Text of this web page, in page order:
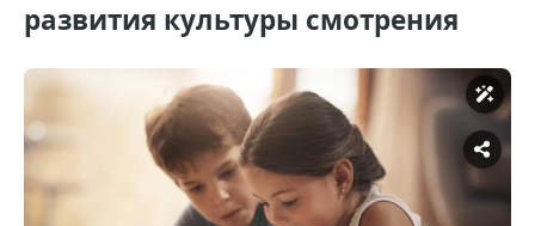
развития культуры смотрения